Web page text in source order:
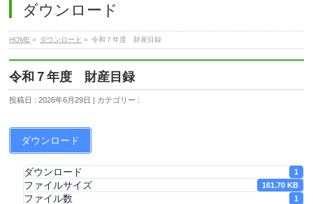
ダウンロード
HOME » ダウンロード » 令和７年度 財産目録
令和７年度 財産目録
投稿日 : 2026年6月29日 | カテゴリー :
ダウンロード
ダウンロード 1
ファイルサイズ 161.70 KB
ファイル数 1